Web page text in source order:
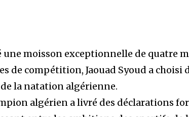
une moisson exceptionnelle de quatre
de compétition, Jaouad Syoud a choisi
la natation algérienne.
algérien a livré des déclarations